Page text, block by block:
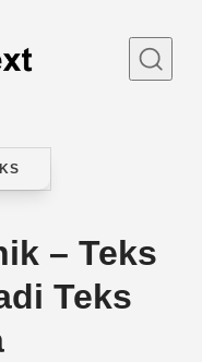
– Teks
Teks